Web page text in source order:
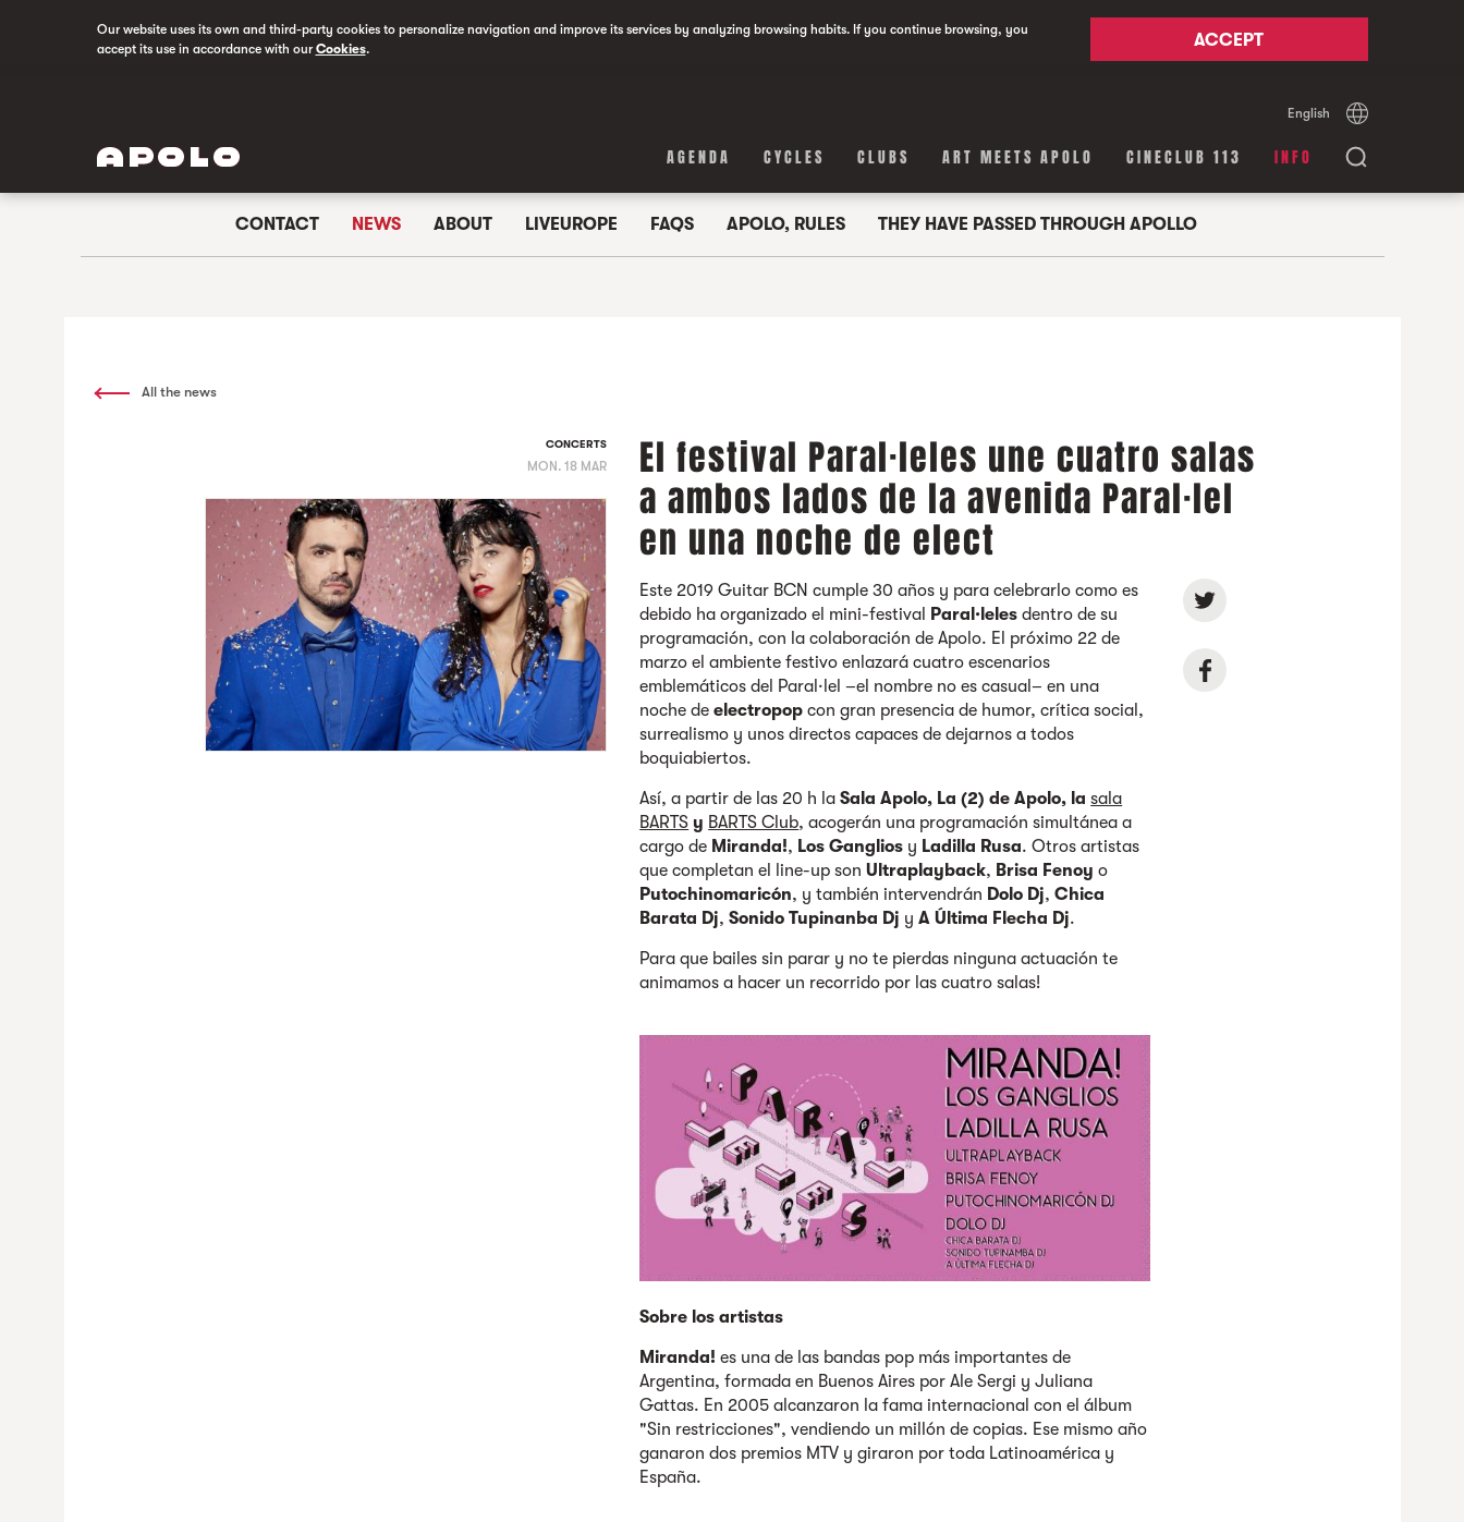
Our website uses its own and third-party cookies to personalize navigation and improve its services by analyzing browsing habits. If you continue browsing, you
accept its use in accordance with ourCookies. ACCEPT
English Español
AGENDA CYCLES CLUBS ART MEETS APOLO CINECLUB 113 INFO
CONTACT NEWS ABOUT LIVEUROPE FAQS APOLO, RULES THEY HAVE PASSED THROUGH APOLLO
All the news
CONCERTS
MON. 18 MAR
El festival Paral·leles une cuatro salas
a ambos lados de la avenida Paral·lel
en una noche de elect
Este 2019 Guitar BCN cumple 30 años y para celebrarlo como es
debido ha organizado el mini-festival
Paral·leles dentro de su
programación, con la colaboración de Apolo. El próximo 22 de
marzo el ambiente festivo enlazará cuatro escenarios
emblemáticos del Paral·lel –el nombre no es casual– en una
noche deelectropop con gran presencia de humor, crítica social,
surrealismo y unos directos capaces de dejarnos a todos
boquiabiertos.
Así, a partir de las 20 h la Sala Apolo, La (2) de Apolo, la sala
BARTS y BARTS Club, acogerán una programación simultánea a
cargo de Miranda!, Los Ganglios y Ladilla Rusa. Otros artistas
que completan el line-up sonUltraplayback, Brisa Fenoy o
Putochinomaricón, y también intervendrán Dolo Dj,Chica
Barata Dj,Sonido Tupinanba Dj yA Última Flecha Dj.
Para que bailes sin parar y no te pierdas ninguna actuación te
animamos a hacer un recorrido por las cuatro salas!
Sobre los artistas
Miranda! es una de las bandas pop más importantes de
Argentina, formada en Buenos Aires por Ale Sergi y Juliana
Gattas. En 2005 alcanzaron la fama internacional con el álbum
"Sin restricciones", vendiendo un millón de copias. Ese mismo año
ganaron dos premios MTV y giraron por toda Latinoamérica y
España.